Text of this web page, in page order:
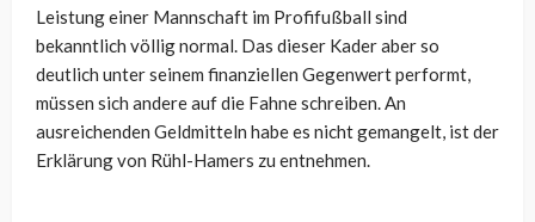
Leistung einer Mannschaft im Profifußball sind
bekanntlich völlig normal. Das dieser Kader aber so
deutlich unter seinem finanziellen Gegenwert performt,
müssen sich andere auf die Fahne schreiben. An
ausreichenden Geldmitteln habe es nicht gemangelt, ist der
Erklärung von Rühl-Hamers zu entnehmen.